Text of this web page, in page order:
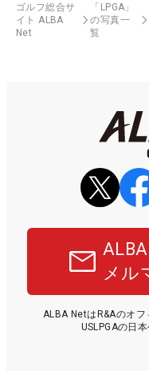
ゴルフ総合サ
イト ALBA
Net
「LPGA」
の写真一
覧
メル
ALBA NetはR&Aのオ
USLPGAの日